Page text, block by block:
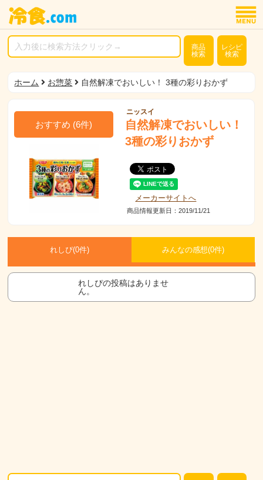
商品
検索
レシピ
検索
ホーム お惣菜 自然解凍でおいしい！ 3種の彩りおかず
おすすめ (6件)
ニッスイ
自然解凍でおいしい！
3種の彩りおかず
メーカーサイトへ
商品情報更新日：2019/11/21
れしぴ(0件) みんなの感想(0件)
れしぴの投稿はありませ
ん。